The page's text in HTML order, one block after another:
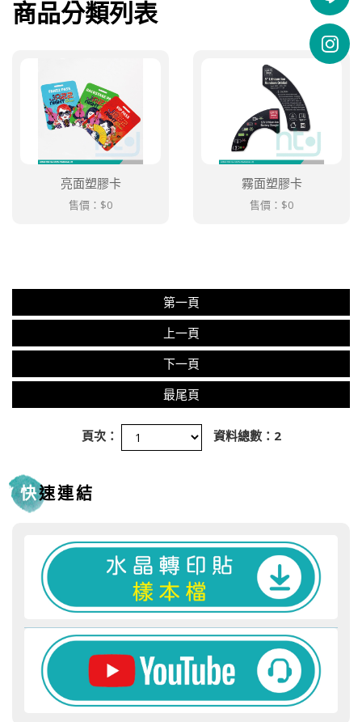
商品分類列表
亮面塑膠卡
售價： $0
霧面塑膠卡
售價： $0
第一頁
上一頁
下一頁
最尾頁
頁次： 資料總數：2
快速連結